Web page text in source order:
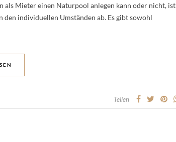
als Mieter einen Naturpool anlegen kann oder nicht, ist
individuellen Umständen ab. Es gibt sowohl
Teilen